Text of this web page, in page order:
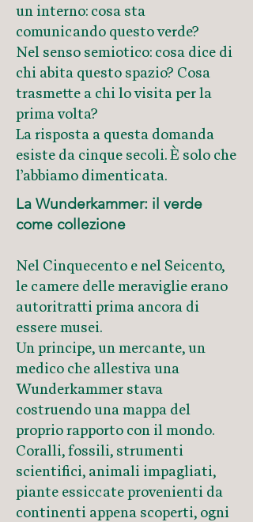
un interno: cosa sta
comunicando questo verde?
Nel senso semiotico: cosa dice di
chi abita questo spazio? Cosa
trasmette a chi lo visita per la
prima volta?
La risposta a questa domanda
esiste da cinque secoli. È solo che
l’abbiamo dimenticata.
La Wunderkammer: il verde
come collezione
Nel Cinquecento e nel Seicento,
le camere delle meraviglie erano
autoritratti prima ancora di
essere musei.
Un principe, un mercante, un
medico che allestiva una
Wunderkammer stava
costruendo una mappa del
proprio rapporto con il mondo.
Coralli, fossili, strumenti
scientifici, animali impagliati,
piante essiccate provenienti da
continenti appena scoperti, ogni